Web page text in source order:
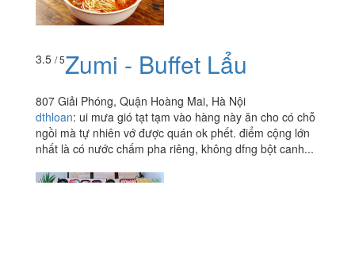
3.5 / 5Zumi - Buffet Lẩu
807 Giải Phóng, Quận Hoàng Mai, Hà Nội
dthloan: ui mưa gió tạt tạm vào hàng này ăn cho có chỗ
ngồi mà tự nhiên vớ được quán ok phết. điểm cộng lớn
nhất là có nước chấm pha riêng, không dfng bột canh...